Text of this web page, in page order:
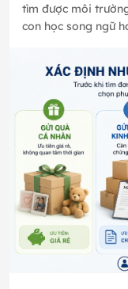
tìm được môi
con học song ngữ